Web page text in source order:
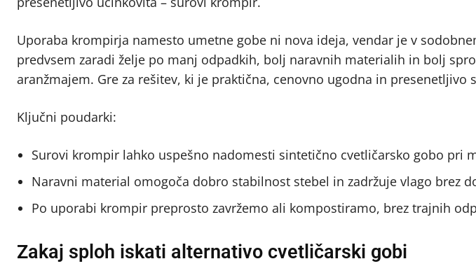
Uporaba krompirja namesto umetne gobe ni nova ideja, vendar je v
predvsem zaradi želje po manj odpadkih, bolj naravnih materialih in bolj
aranžmajem. Gre za rešitev, ki je praktična, cenovno ugodna in
Ključni poudarki:
Surovi krompir lahko uspešno nadomesti sintetično cvetličarsko gobo pri
Naravni material omogoča dobro stabilnost stebel in zadržuje vlago brez
Po uporabi krompir preprosto zavržemo ali kompostiramo, brez trajnih
Zakaj sploh iskati alternativo cvetličarski gobi